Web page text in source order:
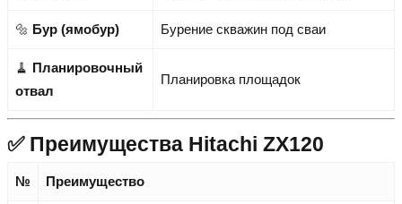
🔩 Бур (ямобур) Бурение скважин под сваи
🧹 Планировочный
отвал
Планировка площадок
✅ Преимущества Hitachi ZX120
№ Преимущество